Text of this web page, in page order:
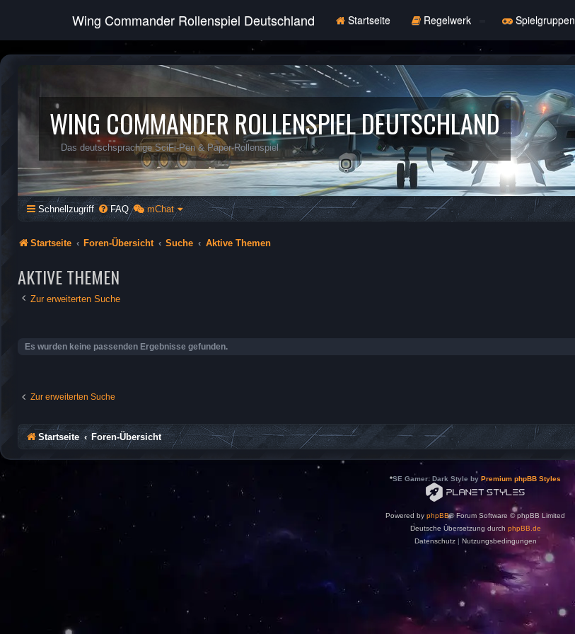
Wing Commander Rollenspiel Deutschland Startseite Regelwerk Spielgruppen
WING COMMANDER ROLLENSPIEL DEUTSCHLAND
Das deutschsprachige SciFi-Pen & Paper-Rollenspiel
Schnellzugriff FAQ mChat
Startseite Foren-Übersicht Suche Aktive Themen
AKTIVE THEMEN
Zur erweiterten Suche
Es wurden keine passenden Ergebnisse gefunden.
Zur erweiterten Suche
Startseite Foren-Übersicht
*SE Gamer: Dark Style by Premium phpBB Styles
Powered by phpBB® Forum Software © phpBB Limited
Deutsche Übersetzung durch phpBB.de
Datenschutz| Nutzungsbedingungen